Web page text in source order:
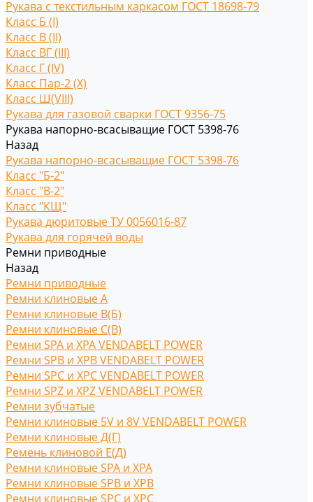
Рукава с текстильным каркасом ГОСТ 18698-79
Класс Б (I)
Класс В (II)
Класс ВГ (III)
Класс Г (IV)
Класс Пар-2 (X)
Класс Ш(VIII)
Рукава для газовой сварки ГОСТ 9356-75
Рукава напорно-всасыващие ГОСТ 5398-76
Назад
Рукава напорно-всасыващие ГОСТ 5398-76
Класс "Б-2"
Класс "В-2"
Класс "КЩ"
Рукава дюритовые ТУ 0056016-87
Рукава для горячей воды
Ремни приводные
Назад
Ремни приводные
Ремни клиновые A
Ремни клиновые В(Б)
Ремни клиновые С(B)
Ремни SPA и XPA VENDABELT POWER
Ремни SPB и XPB VENDABELT POWER
Ремни SPC и XPC VENDABELT POWER
Ремни SPZ и XPZ VENDABELT POWER
Ремни зубчатые
Ремни клиновые 5V и 8V VENDABELT POWER
Ремни клиновые Д(Г)
Ремень клиновой Е(Д)
Ремни клиновые SPA и XPA
Ремни клиновые SPB и XPB
Ремни клиновые SPC и XPC